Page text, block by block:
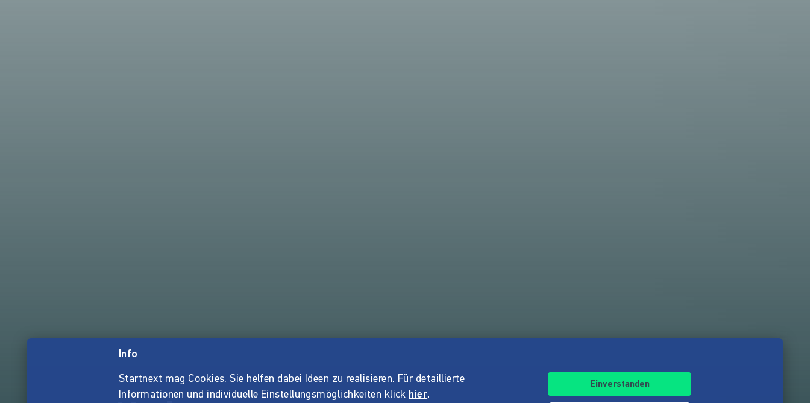
Info
Startnext mag Cookies. Sie helfen dabei Ideen zu realisieren. Für detaillierte
Informationen und individuelle Einstellungsmöglichkeiten klick hier.
Einverstanden